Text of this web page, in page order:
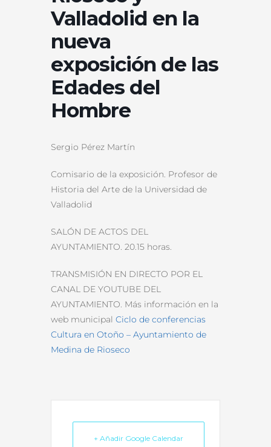
Valladolid en la
nueva
exposición de las
Edades del
Hombre
Sergio Pérez Martín
Comisario de la exposición. Profesor de
Historia del Arte de la Universidad de
Valladolid
SALÓN DE ACTOS DEL
AYUNTAMIENTO. 20.15 horas.
TRANSMISIÓN EN DIRECTO POR EL
CANAL DE YOUTUBE DEL
AYUNTAMIENTO. Más información en la
web municipal Ciclo de conferencias
Cultura en Otoño – Ayuntamiento de
Medina de Rioseco
+ Añadir Google Calendar